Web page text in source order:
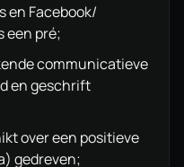
en Facebook/
een pré;
communicatieve
en geschrift
over een positieve
gedreven;